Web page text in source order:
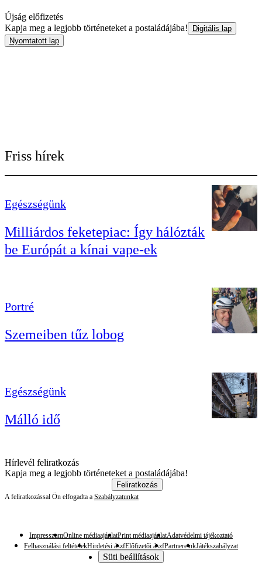
Újság előfizetés
Kapja meg a legjobb történeteket a postaládájába!
Digitális lap
Nyomtatott lap
Friss hírek
Egészségünk
Milliárdos feketepiac: Így hálózták
be Európát a kínai vape-ek
Portré
Szemeiben tűz lobog
Egészségünk
Málló idő
Hírlevél feliratkozás
Kapja meg a legjobb történeteket a postaládájába!
Feliratkozás
A feliratkozással Ön elfogadta a Szabályzatunkat
ImpresszumOnline médiaajánlatPrint médiaajánlatAdatvédelmi tájékoztató
Felhasználási feltételekHirdetési ászfElőfizetői ászfPartnereinkJátékszabályzat
Süti beállítások